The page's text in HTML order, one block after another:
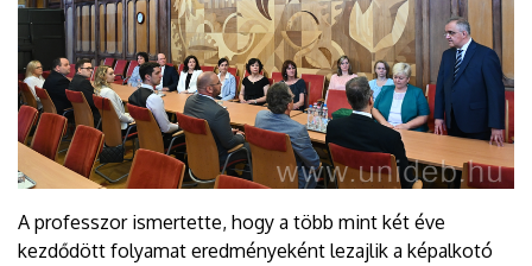
A professzor ismertette, hogy a több mint két éve
kezdődött folyamat eredményeként lezajlik a képalkotó